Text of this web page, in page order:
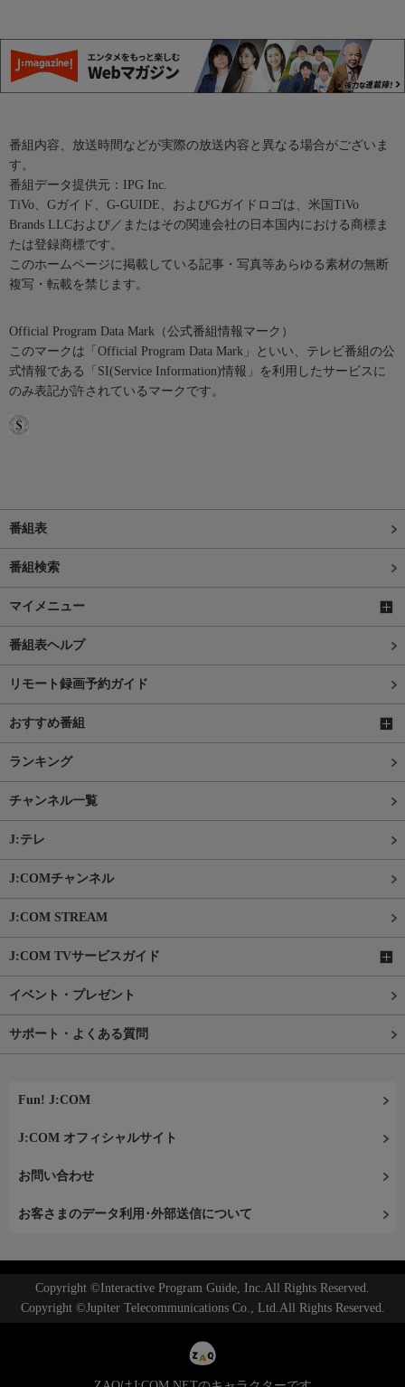
番組内容、放送時間などが実際の放送内容と異なる場合がございま
す。
番組データ提供元：IPG Inc.
TiVo、Gガイド、G-GUIDE、およびGガイドロゴは、米国TiVo
Brands LLCおよび／またはその関連会社の日本国内における商標ま
たは登録商標です。
このホームページに掲載している記事・写真等あらゆる素材の無断
複写・転載を禁じます。
Official Program Data Mark（公式番組情報マーク）
このマークは「Official Program Data Mark」といい、テレビ番組の公
式情報である「SI(Service Information)情報」を利用したサービスに
のみ表記が許されているマークです。
番組表
番組検索
マイメニュー
番組表ヘルプ
リモート録画予約ガイド
おすすめ番組
ランキング
チャンネル一覧
J:テレ
J:COMチャンネル
J:COM STREAM
J:COM TVサービスガイド
イベント・プレゼント
サポート・よくある質問
Fun! J:COM
J:COM オフィシャルサイト
お問い合わせ
お客さまのデータ利用･外部送信について
Copyright ©Interactive Program Guide, Inc.All Rights Reserved.
Copyright ©Jupiter Telecommunications Co., Ltd.All Rights Reserved.